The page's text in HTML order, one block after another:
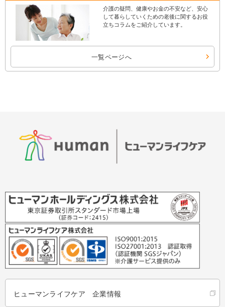
介護の疑問、健康やお金の不安など、安心
して暮らしていくための老後に関するお役
立ちコラムをご紹介しています。
一覧ページへ
ヒューマンライフケア 企業情報